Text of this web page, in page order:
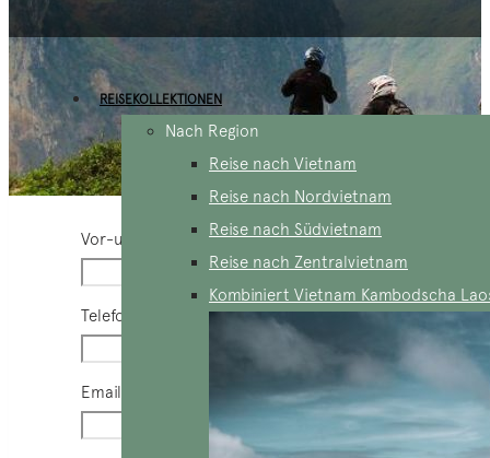
REISEKOLLEKTIONEN
Nach Region
Reise nach Vietnam
Reise nach Nordvietnam
Reise nach Südvietnam
Reise nach Zentralvietnam
Kombiniert Vietnam Kambodscha
Vor-und Nachname*
Telefon
Email